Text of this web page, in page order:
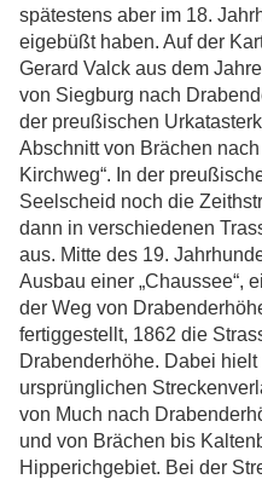
spätestens aber im 18.
eigebüßt haben. Auf der
Gerard Valck aus dem
von Siegburg nach
der preußischen
Abschnitt von Brächen
Kirchweg“. In der
Seelscheid noch die
dann in verschiedenen
aus. Mitte des 19.
Ausbau einer „Chaussee“,
der Weg von
fertiggestellt, 1862 die
Drabenderhöhe. Dabei
ursprünglichen
von Much nach
und von Brächen bis
Hipperichgebiet. Bei der